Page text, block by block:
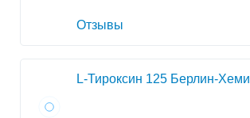
Отзывы
L-Тироксин 125 Берлин-Хеми